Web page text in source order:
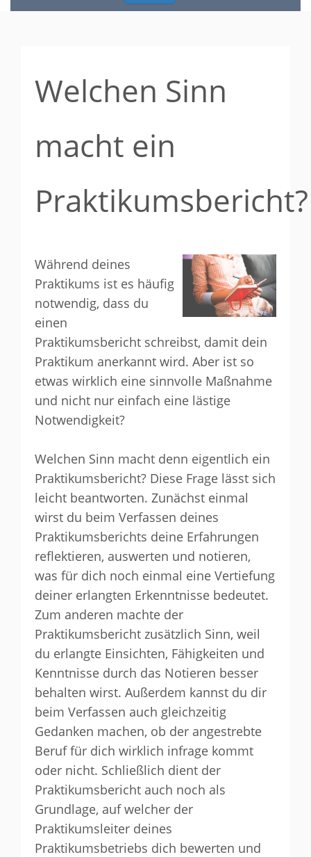
Welchen Sinn
macht ein
Praktikumsbericht?
Während deines
Praktikums ist es häufig
notwendig, dass du
einen
Praktikumsbericht schreibst, damit dein
Praktikum anerkannt wird. Aber ist so
etwas wirklich eine sinnvolle Maßnahme
und nicht nur einfach eine lästige
Notwendigkeit?
Welchen Sinn macht denn eigentlich ein
Praktikumsbericht? Diese Frage lässt sich
leicht beantworten. Zunächst einmal
wirst du beim Verfassen deines
Praktikumsberichts deine Erfahrungen
reflektieren, auswerten und notieren,
was für dich noch einmal eine Vertiefung
deiner erlangten Erkenntnisse bedeutet.
Zum anderen machte der
Praktikumsbericht zusätzlich Sinn, weil
du erlangte Einsichten, Fähigkeiten und
Kenntnisse durch das Notieren besser
behalten wirst. Außerdem kannst du dir
beim Verfassen auch gleichzeitig
Gedanken machen, ob der angestrebte
Beruf für dich wirklich infrage kommt
oder nicht. Schließlich dient der
Praktikumsbericht auch noch als
Grundlage, auf welcher der
Praktikumsleiter deines
Praktikumsbetriebs dich bewerten und